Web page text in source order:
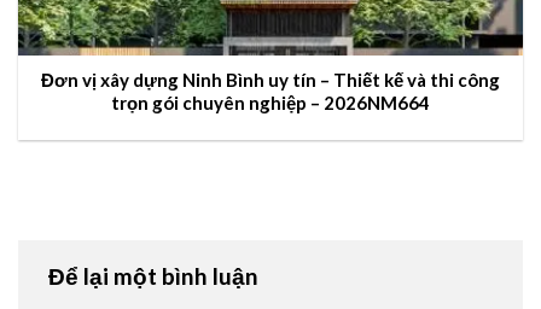
Đơn vị xây dựng Ninh Bình uy tín – Thiết kế và thi công
trọn gói chuyên nghiệp – 2026NM664
Để lại một bình luận